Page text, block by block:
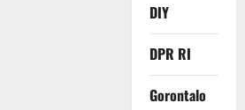
DIY
DPR RI
Gorontalo